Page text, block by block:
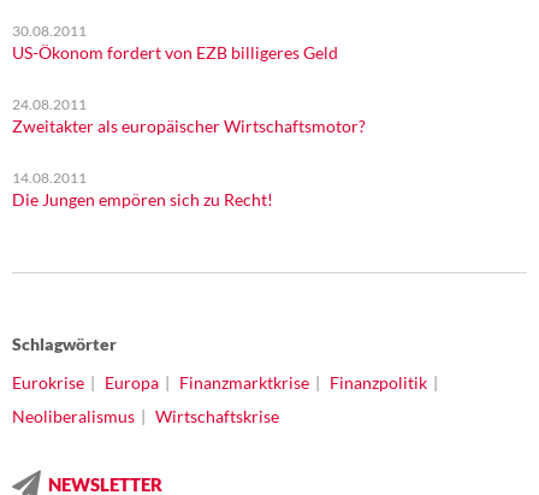
30.08.2011
US-Ökonom fordert von EZB billigeres Geld
24.08.2011
Zweitakter als europäischer Wirtschaftsmotor?
14.08.2011
Die Jungen empören sich zu Recht!
Schlagwörter
Eurokrise
Europa Finanzmarktkrise
Finanzpolitik
Neoliberalismus
Wirtschaftskrise
NEWSLETTER